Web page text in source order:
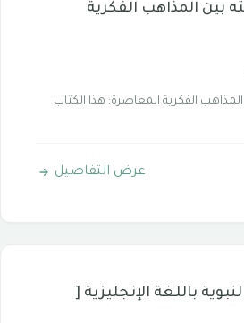
بين المذاهب الفكرية
الفكرية المعاصرة: هذا الكتاب
عرض التفاصيل
باللغة الإنجليزية [